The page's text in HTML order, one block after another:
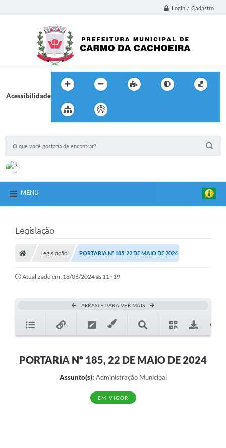
Login / Cadastro
Acessibilidade
MENU
Legislação
Legislação PORTARIA Nº 185, 22 DE MAIO DE 2024
Atualizado em: 18/06/2024 às 11h19
ARRASTE PARA VER MAIS
PORTARIA Nº 185, 22 DE MAIO DE 2024
Assunto(s): Administração Municipal
EM VIGOR